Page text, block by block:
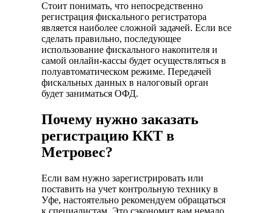
Стоит понимать, что непосредственно
регистрация фискального регистратора
является наиболее сложной задачей. Если все
сделать правильно, последующее
использование фискального накопителя и
самой онлайн-кассы будет осуществляться в
полуавтоматическом режиме. Передачей
фискальных данных в налоговый орган
будет заниматься ОФД.
Почему нужно заказать
регистрацию ККТ в
Метровес?
Если вам нужно зарегистрировать или
поставить на учет контрольную технику в
Уфе, настоятельно рекомендуем обращаться
к специалистам. Это сэкономит вам немало